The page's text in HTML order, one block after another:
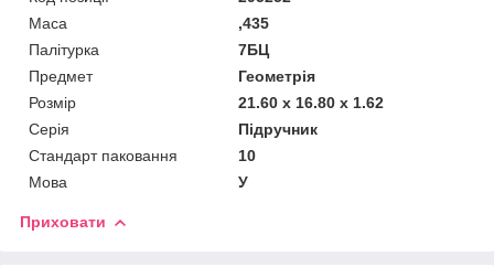
Маса
,435
Палітурка
7БЦ
Предмет
Геометрія
Розмір
21.60 x 16.80 x 1.62
Серія
Підручник
Стандарт паковання
10
Мова
У
Приховати